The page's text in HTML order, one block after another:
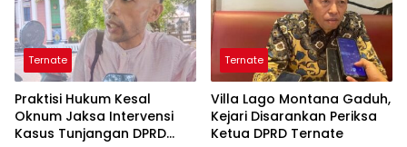
Ternate
Praktisi Hukum Kesal
Oknum Jaksa Intervensi
Kasus Tunjangan DPRD
Ternate
Villa Lago Montana Gaduh,
Kejari Disarankan Periksa
Ketua DPRD Ternate